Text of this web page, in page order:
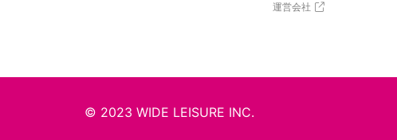
運営会社
© 2023 WIDE LEISURE INC.